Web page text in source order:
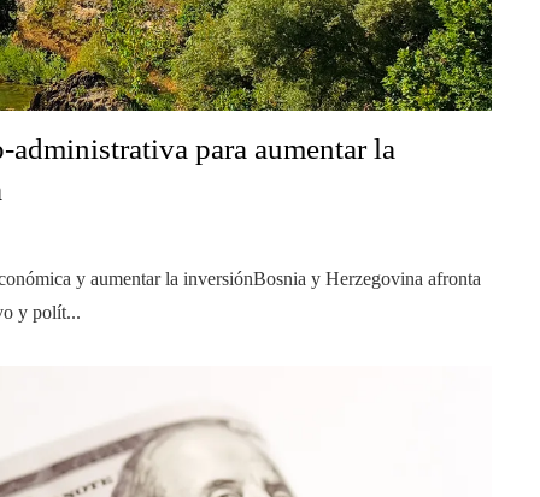
para aumentar la
y aumentar la inversiónBosnia y Herzegovina afronta
y polít...